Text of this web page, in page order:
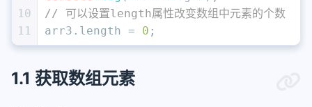
10
11
// 可以设置length属性改变数组中元素的个数
arr3. length = 0 ;
1.1 获取数组元素